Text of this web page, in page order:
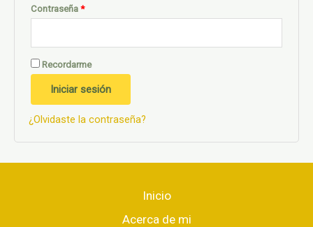
Contraseña *
Recordarme
Iniciar sesión
¿Olvidaste la contraseña?
Inicio
Acerca de mi